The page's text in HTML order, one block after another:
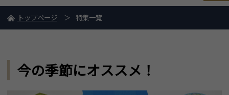
トップページ 特集一覧
今の季節にオススメ！